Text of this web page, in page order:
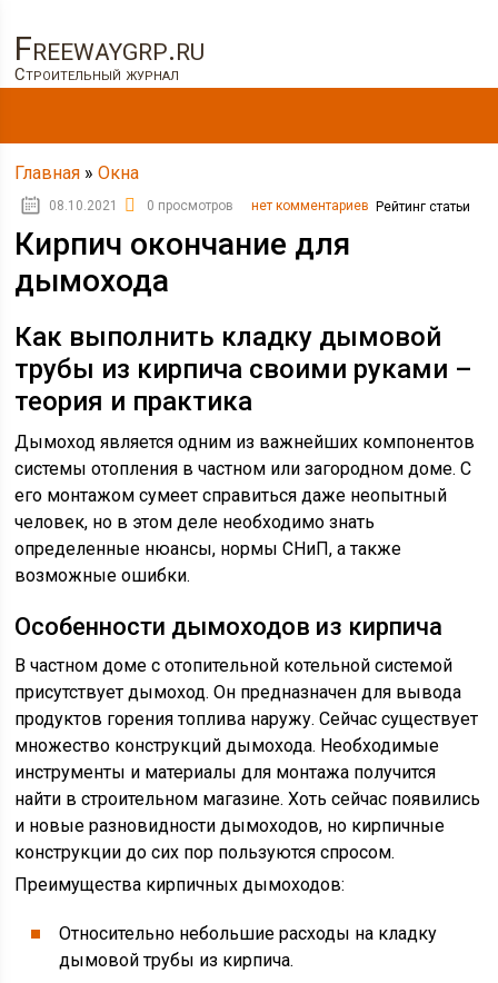
Freewaygrp.ru
Строительный журнал
Главная »Окна
08.10.2021 0 просмотров нет комментариев Рейтинг статьи
Кирпич окончание для
дымохода
Как выполнить кладку дымовой
трубы из кирпича своими руками –
теория и практика
Дымоход является одним из важнейших компонентов
системы отопления в частном или загородном доме. С
его монтажом сумеет справиться даже неопытный
человек, но в этом деле необходимо знать
определенные нюансы, нормы СНиП, а также
возможные ошибки.
Особенности дымоходов из кирпича
В частном доме с отопительной котельной системой
присутствует дымоход. Он предназначен для вывода
продуктов горения топлива наружу. Сейчас существует
множество конструкций дымохода. Необходимые
инструменты и материалы для монтажа получится
найти в строительном магазине. Хоть сейчас появились
и новые разновидности дымоходов, но кирпичные
конструкции до сих пор пользуются спросом.
Преимущества кирпичных дымоходов:
Относительно небольшие расходы на кладку
дымовой трубы из кирпича.